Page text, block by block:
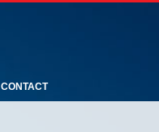
CONTACT